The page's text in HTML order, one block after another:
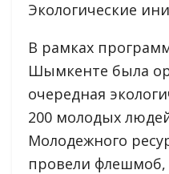
Экологические
В рамках
Шымкенте была
очередная
200 молодых
Молодежного
провели